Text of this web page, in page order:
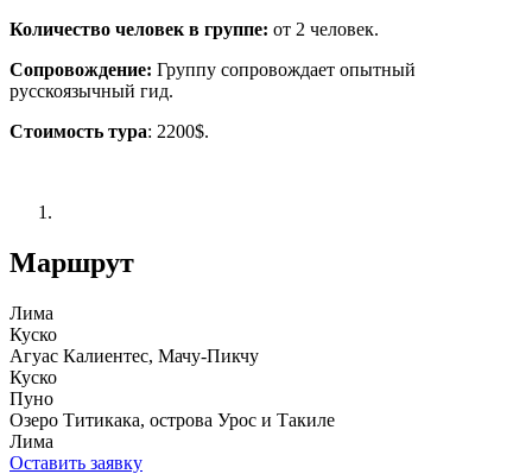
Количество человек в группе: от 2 человек.
Сопровождение: Группу сопровождает опытный
русскоязычный гид.
Стоимость тура: 2200$.
Маршрут
Лима
Куско
Агуас Калиентес, Мачу-Пикчу
Куско
Пуно
Озеро Титикака, острова Урос и Такиле
Лима
Оставить заявку